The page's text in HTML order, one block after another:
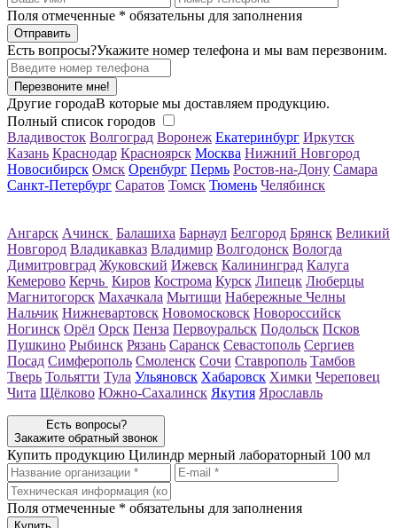
Поля отмеченные * обязательны для заполнения
Есть вопросы?Укажите номер телефона и мы вам перезвоним.
Перезвоните мне!
Другие городаВ которые мы доставляем продукцию.
Полный список городов
Владивосток Волгоград Воронеж Екатеринбург Иркутск
Казань Краснодар Красноярск Москва Нижний Новгород
Новосибирск Омск Оренбург Пермь Ростов-на-Дону Самара
Санкт-Петербург Саратов Томск Тюмень Челябинск
Ангарск Ачинск Балашиха Барнаул Белгород Брянск Великий
Новгород Владикавказ Владимир Волгодонск Вологда
Димитровград Жуковский Ижевск Калининград Калуга
Кемерово Керчь Киров Кострома Курск Липецк Люберцы
Магнитогорск Махачкала Мытищи Набережные Челны
Нальчик Нижневартовск Новомосковск Новороссийск
Ногинск Орёл Орск Пенза Первоуральск Подольск Псков
Пушкино Рыбинск Рязань Саранск Севастополь Сергиев
Посад Симферополь Смоленск Сочи Ставрополь Тамбов
Тверь Тольятти Тула Ульяновск Хабаровск Химки Череповец
Чита Щёлково Южно-Сахалинск Якутия Ярославль
Есть вопросы?
Закажите обратный звонок
Купить продукцию Цилиндр мерный лабораторный 100 мл
Поля отмеченные * обязательны для заполнения